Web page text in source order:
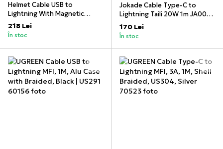
Helmet Cable USB to
Lightning With Magnetic
Organizer 1m, White
218 Lei
În stoc
Jokade Cable Type-C to
Lightning Taili 20W 1m JA009,
White
170 Lei
În stoc